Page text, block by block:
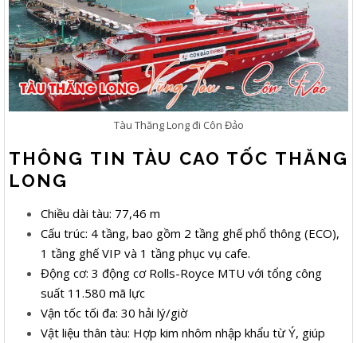
Tàu Thăng Long đi Côn Đảo
THÔNG TIN TÀU CAO TỐC THĂNG
LONG
Chiều dài tàu: 77,46 m
Cấu trúc: 4 tầng, bao gồm 2 tầng ghế phổ thông (ECO),
1 tầng ghế VIP và 1 tầng phục vụ cafe.
Động cơ: 3 động cơ Rolls-Royce MTU với tổng công
suất 11.580 mã lực
Vận tốc tối đa: 30 hải lý/giờ
Vật liệu thân tàu: Hợp kim nhôm nhập khẩu từ Ý, giúp